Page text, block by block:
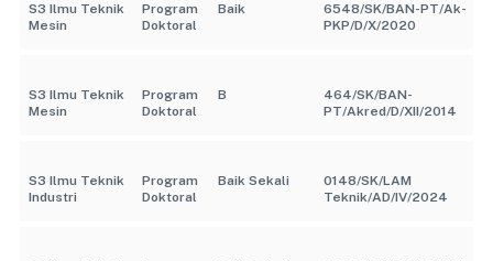
S3 Ilmu Teknik
Mesin
Program
Doktoral
Baik
6548/SK/BAN-PT/Ak-
PKP/D/X/2020
S3 Ilmu Teknik
Mesin
Program
Doktoral
B
464/SK/BAN-
PT/Akred/D/XII/2014
S3 Ilmu Teknik
Industri
Program
Doktoral
Baik Sekali
0148/SK/LAM
Teknik/AD/IV/2024